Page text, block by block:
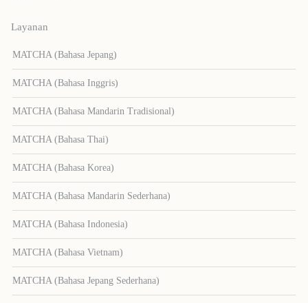
Layanan
MATCHA (Bahasa Jepang)
MATCHA (Bahasa Inggris)
MATCHA (Bahasa Mandarin Tradisional)
MATCHA (Bahasa Thai)
MATCHA (Bahasa Korea)
MATCHA (Bahasa Mandarin Sederhana)
MATCHA (Bahasa Indonesia)
MATCHA (Bahasa Vietnam)
MATCHA (Bahasa Jepang Sederhana)